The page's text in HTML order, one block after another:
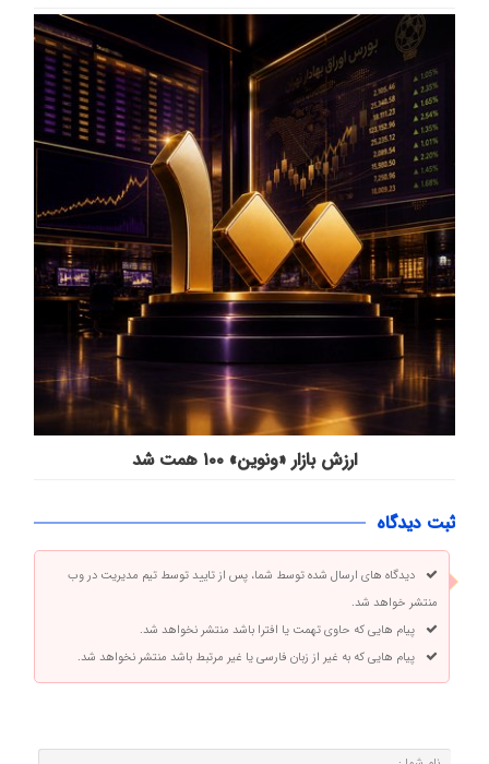
ارزش بازار «ونوین» ۱۰۰ همت شد
ثبت دیدگاه
دیدگاه های ارسال شده توسط شما، پس از تایید توسط تیم مدیریت در وب
منتشر خواهد شد.
پیام هایی که حاوی تهمت یا افترا باشد منتشر نخواهد شد.
پیام هایی که به غیر از زبان فارسی یا غیر مرتبط باشد منتشر نخواهد شد.